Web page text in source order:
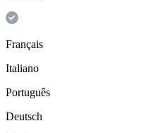
Français
Italiano
Português
Deutsch